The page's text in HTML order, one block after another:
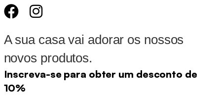
A sua casa vai adorar os nossos
novos produtos.
Inscreva-se para obter um desconto de
10%